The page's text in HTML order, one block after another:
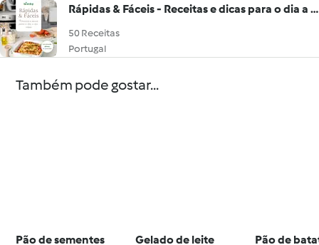
Rápidas & Fáceis - Receitas e dicas para o dia a dia
50 Receitas
Portugal
Também pode gostar...
Pão de sementes
Gelado de leite
Pão de